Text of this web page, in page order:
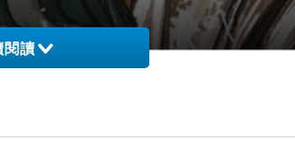
閱讀